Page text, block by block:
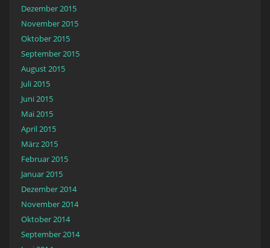
Dezember 2015
November 2015
Oktober 2015
September 2015
August 2015
Juli 2015
Juni 2015
Mai 2015
April 2015
März 2015
Februar 2015
Januar 2015
Dezember 2014
November 2014
Oktober 2014
September 2014